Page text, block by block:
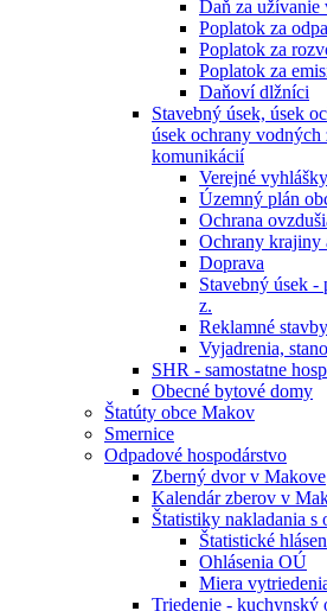
Daň za užívanie
Poplatok za
Poplatok za
Poplatok za
Daňoví dlžníci
Stavebný úsek, úsek
úsek ochrany vodných
komunikácií
Verejné vyhlášky
Územný plán
Ochrana
Ochrany krajiny
Doprava
Stavebný úsek -
z.
Reklamné stavby
Vyjadrenia,
SHR - samostatne
Obecné bytové domy
Štatúty obce Makov
Smernice
Odpadové hospodárstvo
Zberný dvor v Makove
Kalendár zberov v
Štatistiky nakladania
Štatistické
Ohlásenia OÚ
Miera
Triedenie - kuchynský